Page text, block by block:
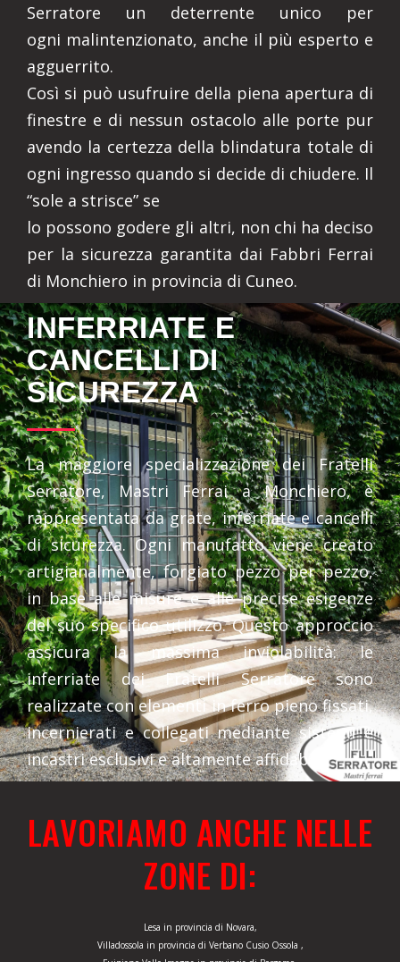
Serratore un deterrente unico per
ogni malintenzionato, anche il più esperto e
agguerrito.
Così si può usufruire della piena apertura di
finestre e di nessun ostacolo alle porte pur
avendo la certezza della blindatura totale di
ogni ingresso quando si decide di chiudere. Il
“sole a strisce” se
lo possono godere gli altri, non chi ha deciso
per la sicurezza garantita dai Fabbri Ferrai
di Monchiero in provincia di Cuneo.
INFERRIATE E
CANCELLI DI
SICUREZZA
La maggiore specializzazione dei Fratelli
Serratore, Mastri Ferrai a Monchiero, è
rappresentata da grate, inferriate e cancelli
di sicurezza. Ogni manufatto viene creato
artigianalmente, forgiato pezzo per pezzo,
in base alle misure e alle precise esigenze
del suo specifico utilizzo. Questo approccio
assicura la massima inviolabilità: le
inferriate dei Fratelli Serratore sono
realizzate con elementi in ferro pieno fissati,
incernierati e collegati mediante sistemi e
incastri esclusivi e altamente affidabili.
LAVORIAMO ANCHE NELLE
ZONE DI:
Lesa in provincia di Novara,
Villadossola in provincia di Verbano Cusio Ossola ,